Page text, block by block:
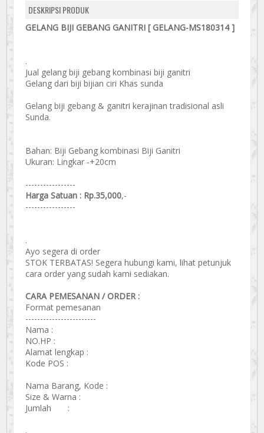
DESKRIPSI PRODUK
GELANG BIJI GEBANG GANITRI [ GELANG-MS180314 ]
.
Jual gelang biji gebang kombinasi biji ganitri
Gelang dari biji bijian ciri Khas sunda
Gelang biji gebang & ganitri kerajinan tradisional asli
Sunda.
Bahan: Biji Gebang kombinasi Biji Ganitri
Ukuran: Lingkar -+20cm
-----------------
Harga Satuan : Rp.35,000,-
-----------------
.
Ayo segera di order
STOK TERBATAS! Segera hubungi kami, lihat petunjuk
cara order yang sudah kami sediakan.
CARA PEMESANAN / ORDER :
Format pemesanan
------------------------
Nama :
NO.HP :
Alamat lengkap :
Kode POS :
Nama Barang, Kode :
Size & Warna :
Jumlah :
.